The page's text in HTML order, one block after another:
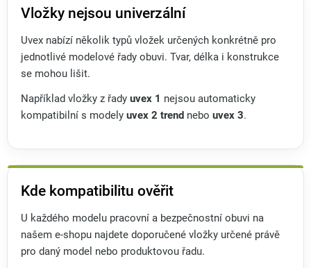
Vložky nejsou univerzální
Uvex nabízí několik typů vložek určených konkrétně pro
jednotlivé modelové řady obuvi. Tvar, délka i konstrukce
se mohou lišit.
Například vložky z řady uvex 1 nejsou automaticky
kompatibilní s modely uvex 2 trend nebo uvex 3.
Kde kompatibilitu ověřit
U každého modelu pracovní a bezpečnostní obuvi na
našem e-shopu najdete doporučené vložky určené právě
pro daný model nebo produktovou řadu.